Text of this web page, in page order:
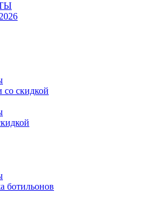
со скидкой
ботильонов